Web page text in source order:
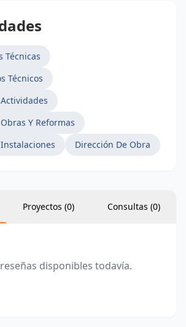
Técnicas
Técnicos
Y Reformas
Dirección De Obra
Proyectos (0) Consultas (0)
disponibles todavía.